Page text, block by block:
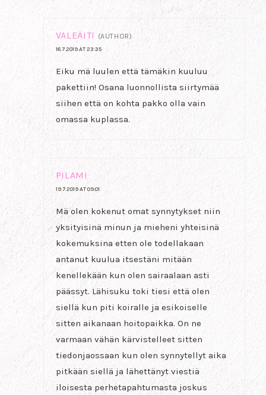
VALEÄITI (AUTHOR)
18.7.2019 AT 23:35
Eiku mä luulen että tämäkin kuuluu
pakettiin! Osana luonnollista siirtymää
siihen että on kohta pakko olla vain
omassa kuplassa.
PILAMI
19.7.2019 AT 09:01
Mä olen kokenut omat synnytykset niin
yksityisinä minun ja mieheni yhteisinä
kokemuksina etten ole todellakaan
antanut kuulua itsestäni mitään
kenellekään kun olen sairaalaan asti
päässyt. Lähisuku toki tiesi että olen
siellä kun piti koiralle ja esikoiselle
sitten aikanaan hoitopaikka. On ne
varmaan vähän kärvistelleet sitten
tiedonjaossaan kun olen synnytellyt aika
pitkään siellä ja lähettänyt viestiä
iloisesta perhetapahtumasta joskus